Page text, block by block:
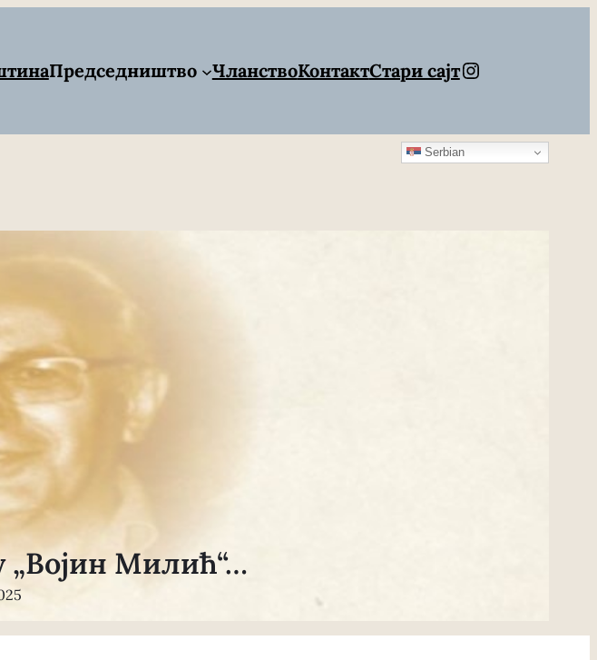
Председништво ЧланствоКонтактСтари сајтInstagram
Serbian
„Војин Милић“…